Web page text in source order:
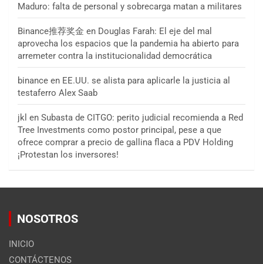
Maduro: falta de personal y sobrecarga matan a militares
Binance推荐奖金 en Douglas Farah: El eje del mal
aprovecha los espacios que la pandemia ha abierto para
arremeter contra la institucionalidad democrática
binance en EE.UU. se alista para aplicarle la justicia al
testaferro Alex Saab
jkl en Subasta de CITGO: perito judicial recomienda a Red
Tree Investments como postor principal, pese a que
ofrece comprar a precio de gallina flaca a PDV Holding
¡Protestan los inversores!
NOSOTROS
INICIO
CONTÁCTENOS